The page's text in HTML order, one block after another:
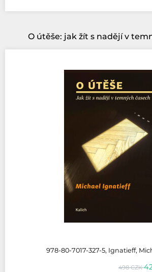
O útěše: jak žít s nadějí v
978-80-7017-327-5, Ignatieff,
498 CZK